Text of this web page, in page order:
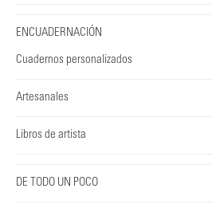
ENCUADERNACIÓN
Cuadernos personalizados
Artesanales
Libros de artista
DE TODO UN POCO